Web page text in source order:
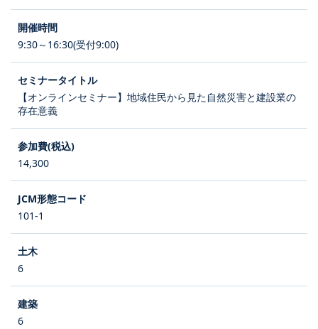
9:30～16:30(受付9:00)
【オンラインセミナー】地域住民から見た自然災害と建設業の
存在意義
14,300
101-1
6
6